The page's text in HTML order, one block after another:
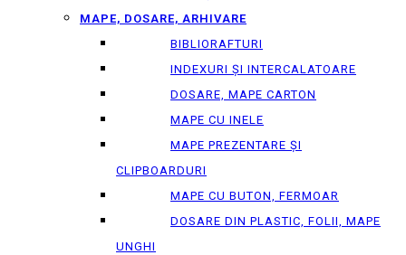
MAPE, DOSARE, ARHIVARE
BIBLIORAFTURI
INDEXURI ȘI INTERCALATOARE
DOSARE, MAPE CARTON
MAPE CU INELE
MAPE PREZENTARE ȘI
CLIPBOARDURI
MAPE CU BUTON, FERMOAR
DOSARE DIN PLASTIC, FOLII, MAPE
UNGHI